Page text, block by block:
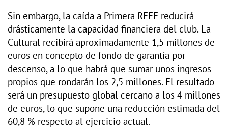
Sin embargo, la caída a Primera RFEF reducirá
drásticamente la capacidad financiera del club. La
Cultural recibirá aproximadamente 1,5 millones de
euros en concepto de fondo de garantía por
descenso, a lo que habrá que sumar unos ingresos
propios que rondarán los 2,5 millones. El resultado
será un presupuesto global cercano a los 4 millones
de euros, lo que supone una reducción estimada del
60,8 % respecto al ejercicio actual.